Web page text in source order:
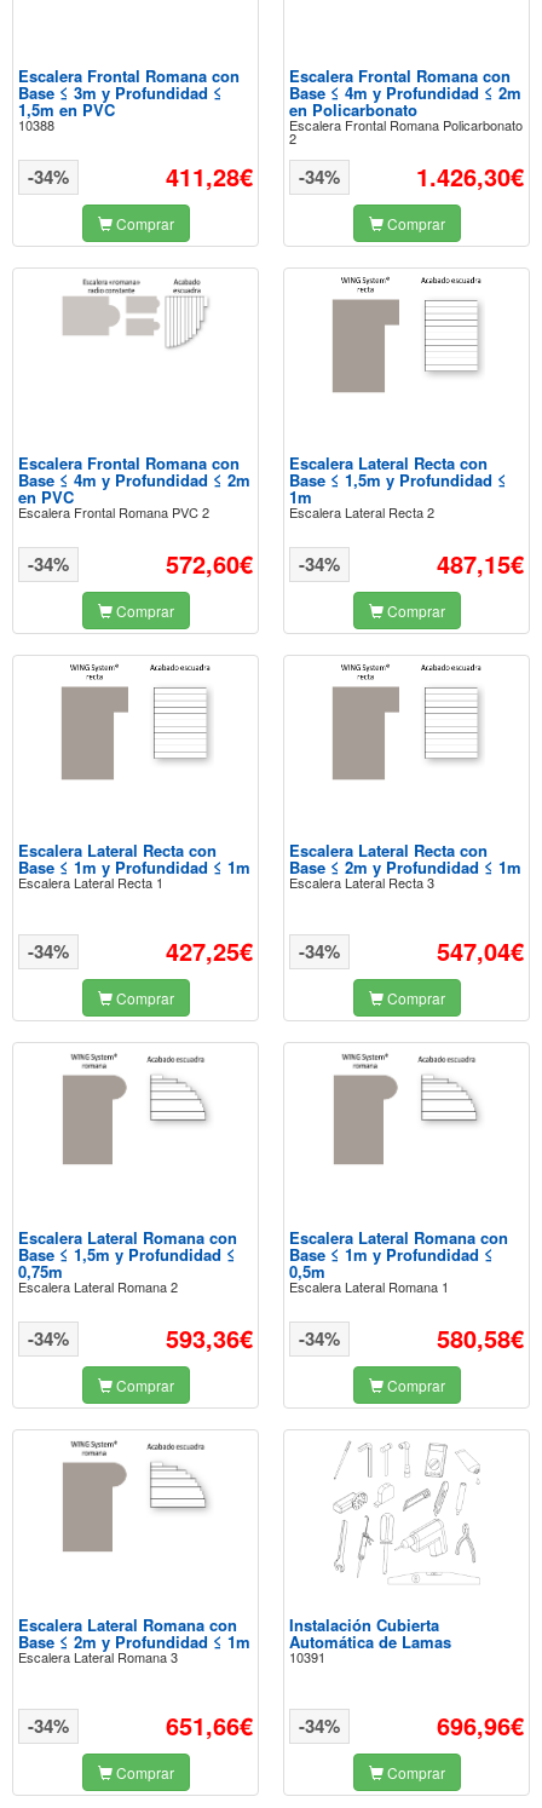
Escalera Frontal Romana con
Base ≤ 3m y Profundidad ≤
1,5m en PVC
10388
411,28€
-34%
Comprar
Escalera Frontal Romana con
Base ≤ 4m y Profundidad ≤ 2m
en Policarbonato
Escalera Frontal Romana Policarbonato
2
1.426,30€
-34%
Comprar
Escalera Frontal Romana con
Base ≤ 4m y Profundidad ≤ 2m
en PVC
Escalera Frontal Romana PVC 2
572,60€
-34%
Comprar
Escalera Lateral Recta con
Base ≤ 1,5m y Profundidad ≤
1m
Escalera Lateral Recta 2
487,15€
-34%
Comprar
Escalera Lateral Recta con
Base ≤ 1m y Profundidad ≤ 1m
Escalera Lateral Recta 1
427,25€
-34%
Comprar
Escalera Lateral Recta con
Base ≤ 2m y Profundidad ≤ 1m
Escalera Lateral Recta 3
547,04€
-34%
Comprar
Escalera Lateral Romana con
Base ≤ 1,5m y Profundidad ≤
0,75m
Escalera Lateral Romana 2
593,36€
-34%
Comprar
Escalera Lateral Romana con
Base ≤ 1m y Profundidad ≤
0,5m
Escalera Lateral Romana 1
580,58€
-34%
Comprar
Escalera Lateral Romana con
Base ≤ 2m y Profundidad ≤ 1m
Escalera Lateral Romana 3
651,66€
-34%
Comprar
Instalación Cubierta
Automática de Lamas
10391
696,96€
-34%
Comprar